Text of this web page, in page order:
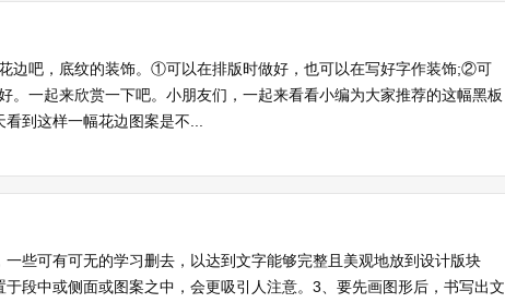
边吧，底纹的装饰。①可以在排版时做好，也可以在写好字作装饰;②可
一起来欣赏一下吧。小朋友们，一起来看看小编为大家推荐的这幅黑板
到这样一幅花边图案是不...
些可有可无的学习删去，以达到文字能够完整且美观地放到设计版块
段中或侧面或图案之中，会更吸引人注意。3、要先画图形后，书写出文